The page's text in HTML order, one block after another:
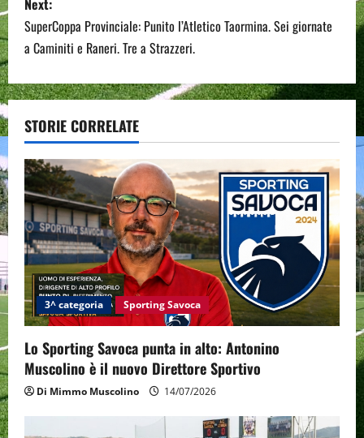
t
n
a
v
i
g
a
t
i
o
n
Next:
SuperCoppa Provinciale: Punito l’Atletico Taormina. Sei giornate
a Caminiti e Raneri. Tre a Strazzeri.
STORIE CORRELATE
3^ categoria Sporting Savoca
Lo Sporting Savoca punta in alto: Antonino
Muscolino è il nuovo Direttore Sportivo
Di Mimmo Muscolino 14/07/2026